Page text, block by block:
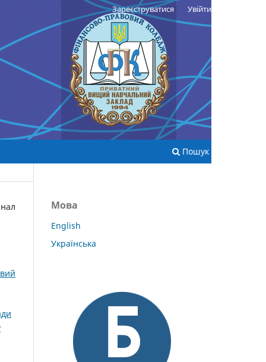
Пошук
Зареєструватися Увійти
Мова
English
Українська